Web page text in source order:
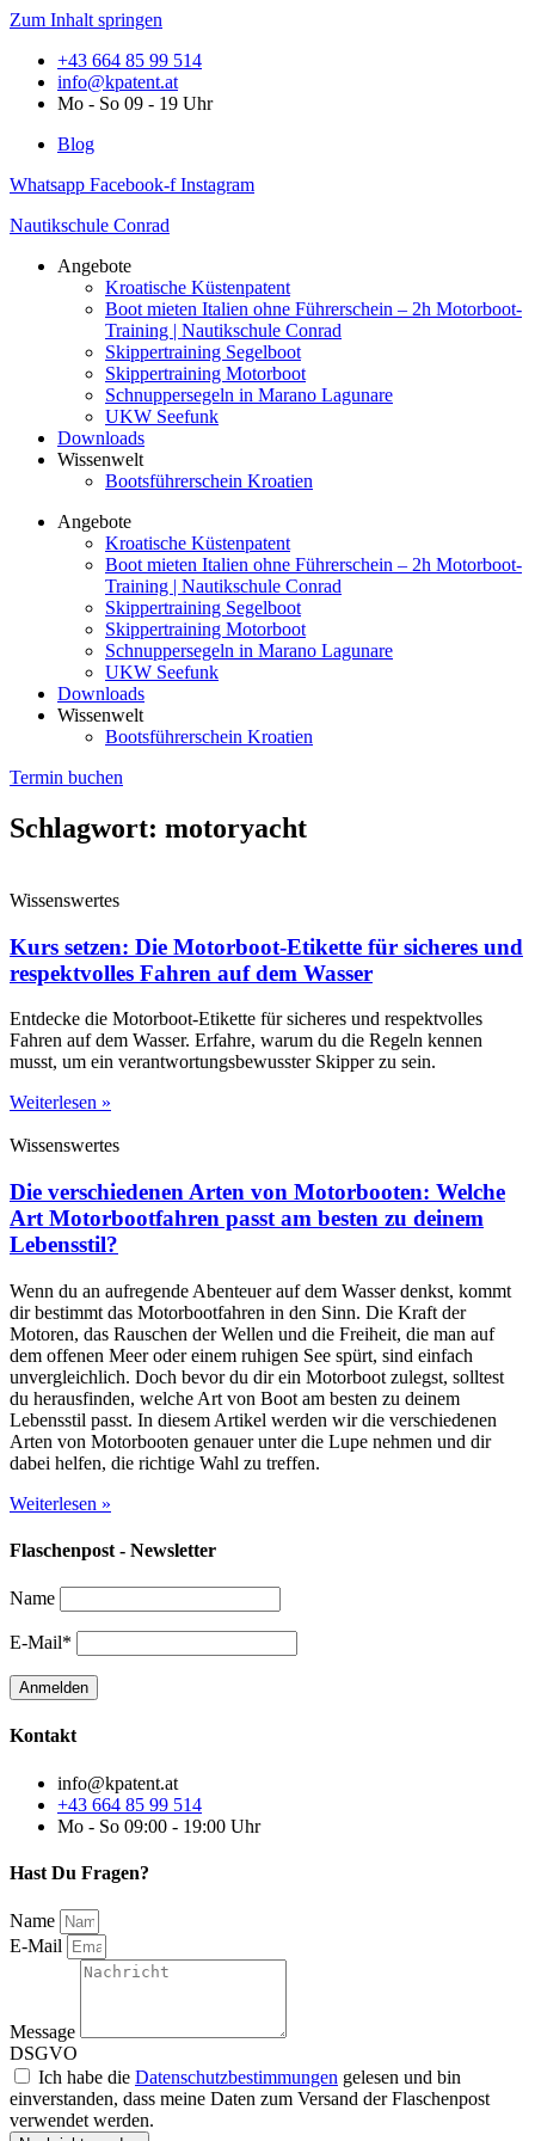
Zum Inhalt springen
+43 664 85 99 514
info@kpatent.at
Mo - So 09 - 19 Uhr
Blog
Whatsapp Facebook-f Instagram
Nautikschule Conrad
Angebote
Kroatische Küstenpatent
Boot mieten Italien ohne Führerschein – 2h Motorboot-
Training | Nautikschule Conrad
Skippertraining Segelboot
Skippertraining Motorboot
Schnuppersegeln in Marano Lagunare
UKW Seefunk
Downloads
Wissenwelt
Bootsführerschein Kroatien
Angebote
Kroatische Küstenpatent
Boot mieten Italien ohne Führerschein – 2h Motorboot-
Training | Nautikschule Conrad
Skippertraining Segelboot
Skippertraining Motorboot
Schnuppersegeln in Marano Lagunare
UKW Seefunk
Downloads
Wissenwelt
Bootsführerschein Kroatien
Termin buchen
Schlagwort: motoryacht
Wissenswertes
Kurs setzen: Die Motorboot-Etikette für sicheres und
respektvolles Fahren auf dem Wasser
Entdecke die Motorboot-Etikette für sicheres und respektvolles
Fahren auf dem Wasser. Erfahre, warum du die Regeln kennen
musst, um ein verantwortungsbewusster Skipper zu sein.
Weiterlesen »
Wissenswertes
Die verschiedenen Arten von Motorbooten: Welche
Art Motorbootfahren passt am besten zu deinem
Lebensstil?
Wenn du an aufregende Abenteuer auf dem Wasser denkst, kommt
dir bestimmt das Motorbootfahren in den Sinn. Die Kraft der
Motoren, das Rauschen der Wellen und die Freiheit, die man auf
dem offenen Meer oder einem ruhigen See spürt, sind einfach
unvergleichlich. Doch bevor du dir ein Motorboot zulegst, solltest
du herausfinden, welche Art von Boot am besten zu deinem
Lebensstil passt. In diesem Artikel werden wir die verschiedenen
Arten von Motorbooten genauer unter die Lupe nehmen und dir
dabei helfen, die richtige Wahl zu treffen.
Weiterlesen »
Flaschenpost - Newsletter
Name
E-Mail*
Kontakt
info@kpatent.at
+43 664 85 99 514
Mo - So 09:00 - 19:00 Uhr
Hast Du Fragen?
Name
E-Mail
Message
DSGVO
Ich habe die Datenschutzbestimmungen gelesen und bin
einverstanden, dass meine Daten zum Versand der Flaschenpost
verwendet werden.